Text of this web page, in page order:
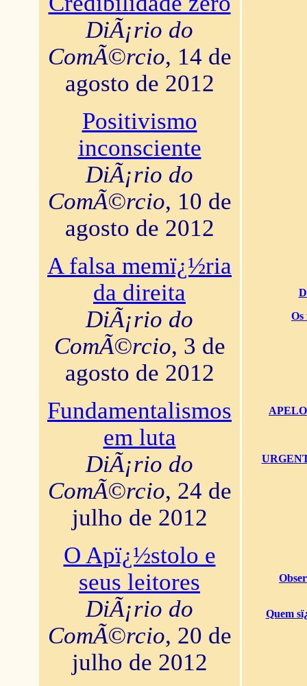
DiÃ¡rio do
ComÃ©rcio, 14 de
agosto de 2012
Positivismo
inconsciente
DiÃ¡rio do
ComÃ©rcio, 10 de
agosto de 2012
A falsa memï¿½ria
da direita
DiÃ¡rio do
ComÃ©rcio, 3 de
agosto de 2012
Fundamentalismos
em luta
DiÃ¡rio do
ComÃ©rcio, 24 de
julho de 2012
O Apï¿½stolo e
seus leitores
DiÃ¡rio do
ComÃ©rcio, 20 de
julho de 2012
Os
Quem